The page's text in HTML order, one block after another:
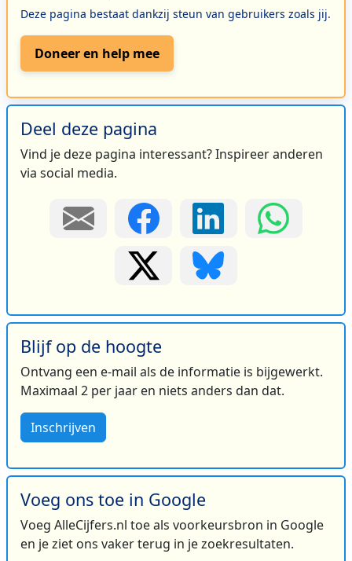
Deze pagina bestaat dankzij steun van gebruikers zoals jij.
Doneer en help mee
Deel deze pagina
Vind je deze pagina interessant? Inspireer anderen
via social media.
Blijf op de hoogte
Ontvang een e-mail als de informatie is bijgewerkt.
Maximaal 2 per jaar en niets anders dan dat.
Inschrijven
Voeg ons toe in Google
Voeg AlleCijfers.nl toe als voorkeursbron in Google
en je ziet ons vaker terug in je zoekresultaten.